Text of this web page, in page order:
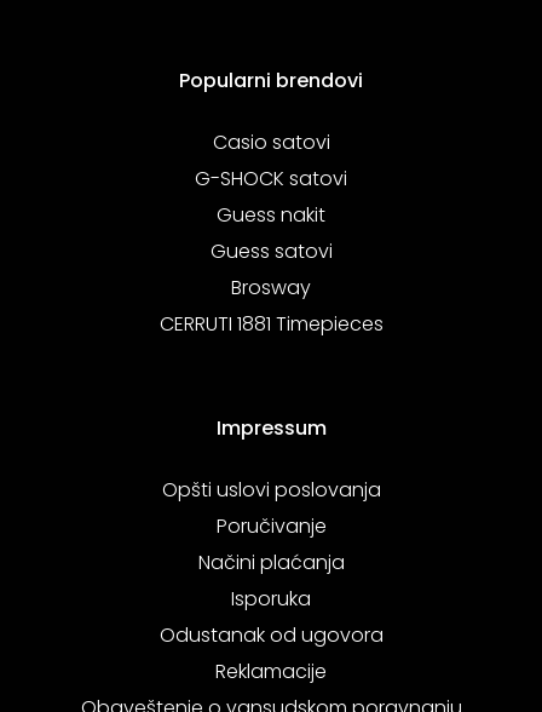
Popularni brendovi
Casio satovi
G-SHOCK satovi
Guess nakit
Guess satovi
Brosway
CERRUTI 1881 Timepieces
Impressum
Opšti uslovi poslovanja
Poručivanje
Načini plaćanja
Isporuka
Odustanak od ugovora
Reklamacije